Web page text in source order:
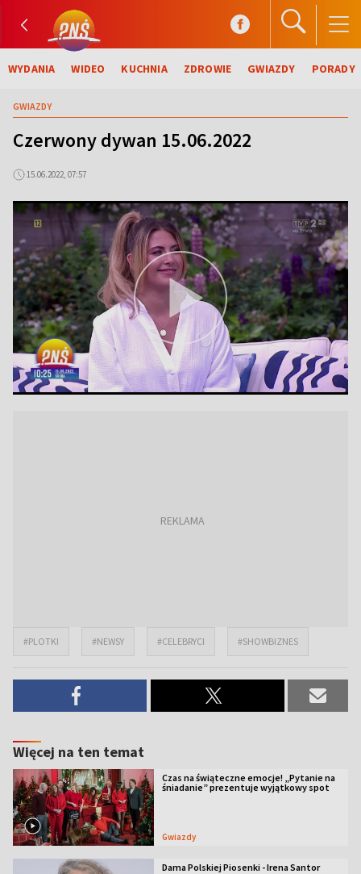
WYDANIA WIDEO KUCHNIA ZDROWIE GWIAZDY PORADY
GWIAZDY
Czerwony dywan 15.06.2022
15.06.2022, 07:57
#PLOTKI #NEWSY #CELEBRYCI #SHOWBIZNES
Więcej na ten temat
Czas na świąteczne emocje! „Pytanie na
śniadanie” prezentuje wyjątkowy spot
Gwiazdy
Dama Polskiej Piosenki - Irena Santor